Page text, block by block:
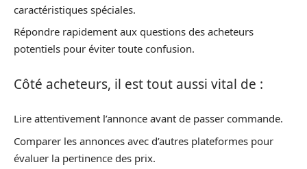
caractéristiques spéciales.
Répondre rapidement aux questions des acheteurs
potentiels pour éviter toute confusion.
Côté acheteurs, il est tout aussi vital de :
Lire attentivement l’annonce avant de passer commande.
Comparer les annonces avec d’autres plateformes pour
évaluer la pertinence des prix.